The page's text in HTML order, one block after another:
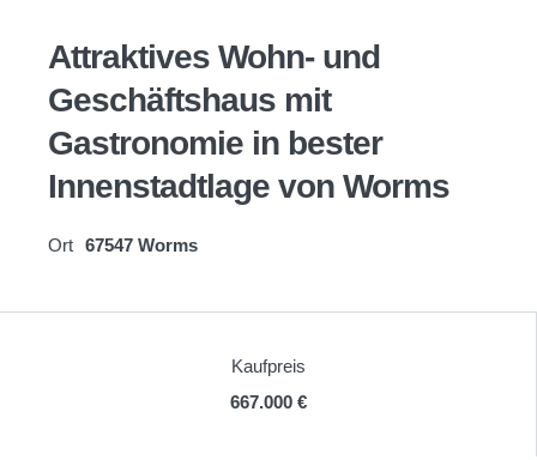
Attraktives Wohn- und
Geschäftshaus mit
Gastronomie in bester
Innenstadtlage von Worms
Ort 67547 Worms
Kaufpreis
667.000 €